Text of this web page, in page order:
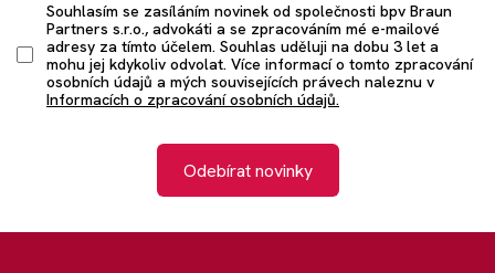
Souhlasím se zasíláním novinek od společnosti bpv Braun
Partners s.r.o., advokáti a se zpracováním mé e-mailové
adresy za tímto účelem. Souhlas uděluji na dobu 3 let a
mohu jej kdykoliv odvolat. Více informací o tomto zpracování
osobních údajů a mých souvisejících právech naleznu v
Informacích o zpracování osobních údajů.
Odebírat novinky